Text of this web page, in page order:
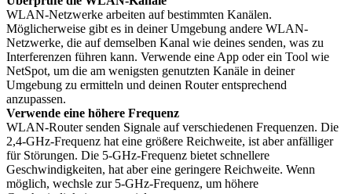
WLAN-Netzwerke arbeiten auf bestimmten Kanälen.
Möglicherweise gibt es in deiner Umgebung andere WLAN-
Netzwerke, die auf demselben Kanal wie deines senden, was zu
Interferenzen führen kann. Verwende eine App oder ein Tool wie
NetSpot, um die am wenigsten genutzten Kanäle in deiner
Umgebung zu ermitteln und deinen Router entsprechend
anzupassen.
Verwende eine höhere Frequenz
WLAN-Router senden Signale auf verschiedenen Frequenzen. Die
2,4-GHz-Frequenz hat eine größere Reichweite, ist aber anfälliger
für Störungen. Die 5-GHz-Frequenz bietet schnellere
Geschwindigkeiten, hat aber eine geringere Reichweite. Wenn
möglich, wechsle zur 5-GHz-Frequenz, um höhere